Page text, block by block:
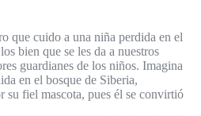
que cuido a una niña perdida en el
bien que se les da a nuestros
guardianes de los niños. Imagina
en el bosque de Siberia,
su fiel mascota, pues él se convirtió